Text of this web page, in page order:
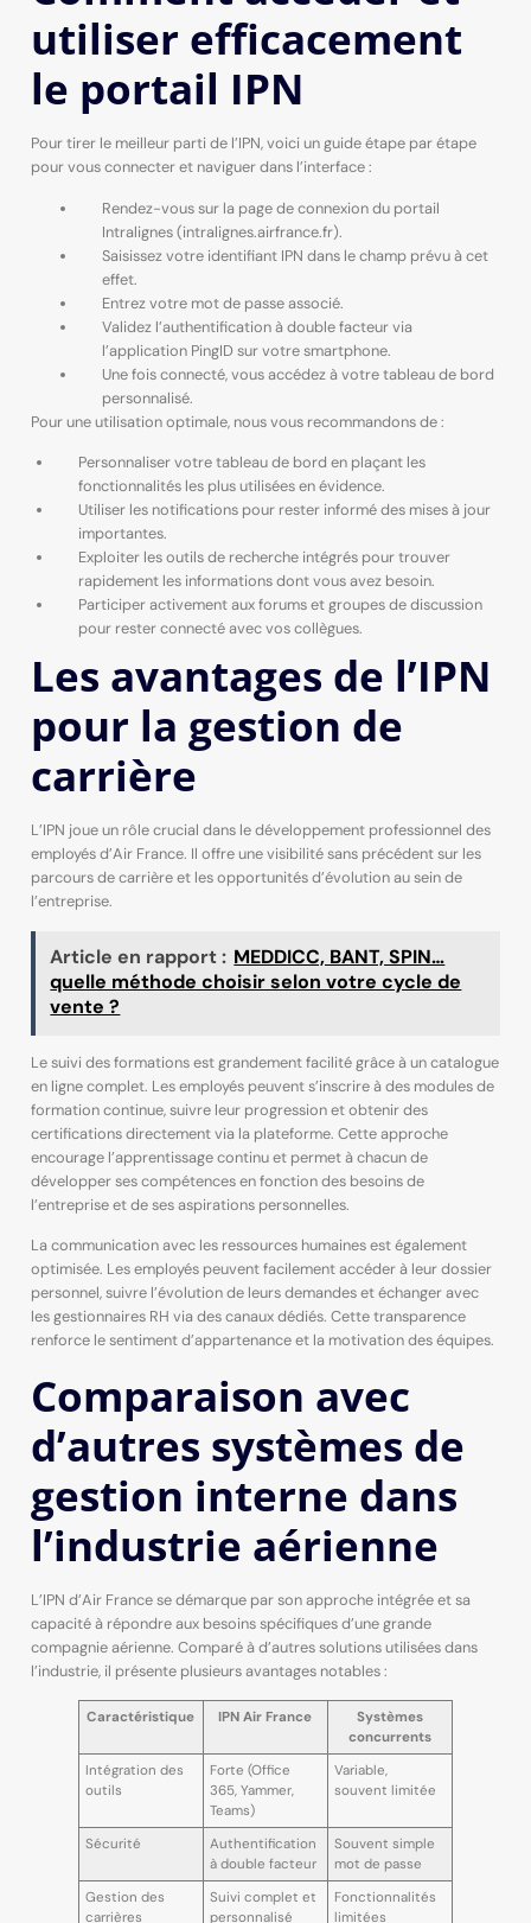
utiliser efficacement
le portail IPN
Pour tirer le meilleur parti de l’IPN, voici un guide étape par étape
pour vous connecter et naviguer dans l’interface :
Rendez-vous sur la page de connexion du portail
Intralignes (intralignes.airfrance.fr).
Saisissez votre identifiant IPN dans le champ prévu à cet
effet.
Entrez votre mot de passe associé.
Validez l’authentification à double facteur via
l’application PingID sur votre smartphone.
Une fois connecté, vous accédez à votre tableau de bord
personnalisé.
Pour une utilisation optimale, nous vous recommandons de :
Personnaliser votre tableau de bord en plaçant les
fonctionnalités les plus utilisées en évidence.
Utiliser les notifications pour rester informé des mises à jour
importantes.
Exploiter les outils de recherche intégrés pour trouver
rapidement les informations dont vous avez besoin.
Participer activement aux forums et groupes de discussion
pour rester connecté avec vos collègues.
Les avantages de l’IPN
pour la gestion de
carrière
L’IPN joue un rôle crucial dans le développement professionnel des
employés d’Air France. Il offre une visibilité sans précédent sur les
parcours de carrière et les opportunités d’évolution au sein de
l’entreprise.
Article en rapport : MEDDICC, BANT, SPIN…
quelle méthode choisir selon votre cycle de
vente ?
Le suivi des formations est grandement facilité grâce à un catalogue
en ligne complet. Les employés peuvent s’inscrire à des modules de
formation continue, suivre leur progression et obtenir des
certifications directement via la plateforme. Cette approche
encourage l’apprentissage continu et permet à chacun de
développer ses compétences en fonction des besoins de
l’entreprise et de ses aspirations personnelles.
La communication avec les ressources humaines est également
optimisée. Les employés peuvent facilement accéder à leur dossier
personnel, suivre l’évolution de leurs demandes et échanger avec
les gestionnaires RH via des canaux dédiés. Cette transparence
renforce le sentiment d’appartenance et la motivation des équipes.
Comparaison avec
d’autres systèmes de
gestion interne dans
l’industrie aérienne
L’IPN d’Air France se démarque par son approche intégrée et sa
capacité à répondre aux besoins spécifiques d’une grande
compagnie aérienne. Comparé à d’autres solutions utilisées dans
l’industrie, il présente plusieurs avantages notables :
Caractéristique IPN Air France
Systèmes
concurrents
Intégration des
outils
Forte (Office
365, Yammer,
Teams)
Variable,
souvent limitée
Sécurité
Authentification
à double facteur
Souvent simple
mot de passe
Gestion des
carrières
Suivi complet et
personnalisé
Fonctionnalités
limitées